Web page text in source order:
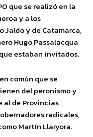
que se realizó en la
y a los
Jaldo y de Catamarca,
Hugo Passalacqua
estaban invitados.
común que se
del peronismo y
al de Provincias
radicales,
Martín Llaryora.